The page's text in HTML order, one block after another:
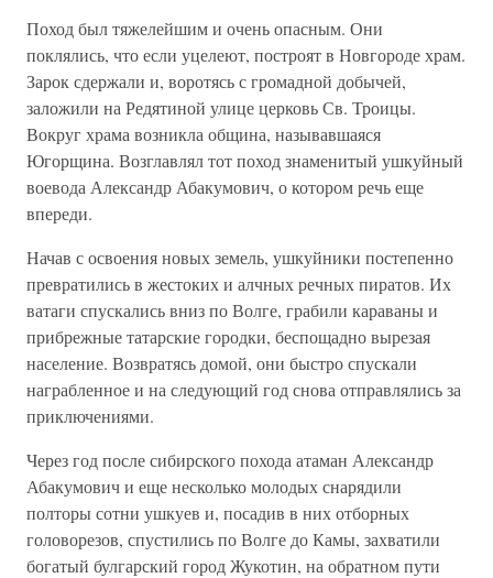
Поход был тяжелейшим и очень опасным. Они
поклялись, что если уцелеют, построят в Новгороде храм.
Зарок сдержали и, воротясь с громадной добычей,
заложили на Редятиной улице церковь Св. Троицы.
Вокруг храма возникла община, называвшаяся
Югорщина. Возглавлял тот поход знаменитый ушкуйный
воевода Александр Абакумович, о котором речь еще
впереди.
Начав с освоения новых земель, ушкуйники постепенно
превратились в жестоких и алчных речных пиратов. Их
ватаги спускались вниз по Волге, грабили караваны и
прибрежные татарские городки, беспощадно вырезая
население. Возвратясь домой, они быстро спускали
награбленное и на следующий год снова отправлялись за
приключениями.
Через год после сибирского похода атаман Александр
Абакумович и еще несколько молодых снарядили
полторы сотни ушкуев и, посадив в них отборных
головорезов, спустились по Волге до Камы, захватили
богатый булгарский город Жукотин, на обратном пути